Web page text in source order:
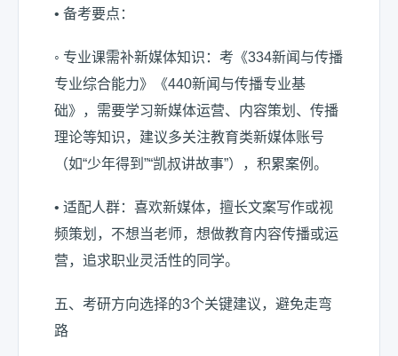
• 备考要点：
◦ 专业课需补新媒体知识：考《334新闻与传播
专业综合能力》《440新闻与传播专业基
础》，需要学习新媒体运营、内容策划、传播
理论等知识，建议多关注教育类新媒体账号
（如“少年得到”“凯叔讲故事”），积累案例。
• 适配人群：喜欢新媒体，擅长文案写作或视
频策划，不想当老师，想做教育内容传播或运
营，追求职业灵活性的同学。
五、考研方向选择的3个关键建议，避免走弯
路